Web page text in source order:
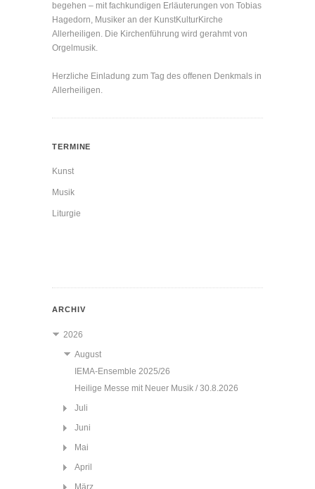
begehen – mit fachkundigen Erläuterungen von Tobias
Hagedorn, Musiker an der KunstKulturKirche
Allerheiligen. Die Kirchenführung wird gerahmt von
Orgelmusik.
Herzliche Einladung zum Tag des offenen Denkmals in
Allerheiligen.
TERMINE
Kunst
Musik
Liturgie
ARCHIV
2026
August
IEMA-Ensemble 2025/26
Heilige Messe mit Neuer Musik / 30.8.2026
Juli
Juni
Mai
April
März